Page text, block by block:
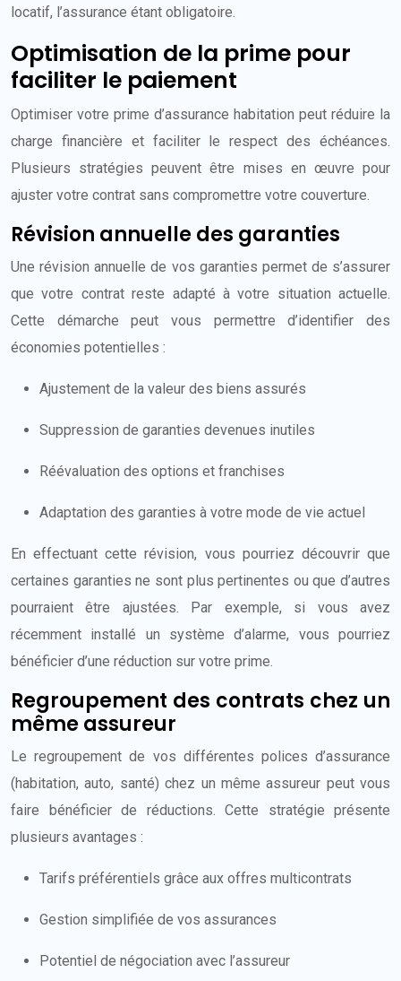
locatif, l’assurance étant obligatoire.
Optimisation de la prime pour
faciliter le paiement
Optimiser votre prime d’assurance habitation peut réduire la
charge financière et faciliter le respect des échéances.
Plusieurs stratégies peuvent être mises en œuvre pour
ajuster votre contrat sans compromettre votre couverture.
Révision annuelle des garanties
Une révision annuelle de vos garanties permet de s’assurer
que votre contrat reste adapté à votre situation actuelle.
Cette démarche peut vous permettre d’identifier des
économies potentielles :
Ajustement de la valeur des biens assurés
Suppression de garanties devenues inutiles
Réévaluation des options et franchises
Adaptation des garanties à votre mode de vie actuel
En effectuant cette révision, vous pourriez découvrir que
certaines garanties ne sont plus pertinentes ou que d’autres
pourraient être ajustées. Par exemple, si vous avez
récemment installé un système d’alarme, vous pourriez
bénéficier d’une réduction sur votre prime.
Regroupement des contrats chez un
même assureur
Le regroupement de vos différentes polices d’assurance
(habitation, auto, santé) chez un même assureur peut vous
faire bénéficier de réductions. Cette stratégie présente
plusieurs avantages :
Tarifs préférentiels grâce aux offres multicontrats
Gestion simplifiée de vos assurances
Potentiel de négociation avec l’assureur